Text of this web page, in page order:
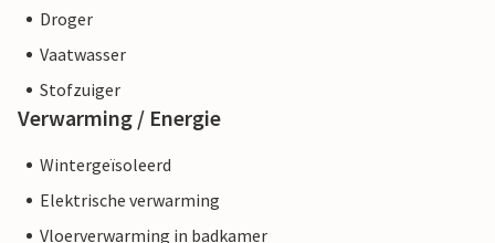
Droger
Vaatwasser
Stofzuiger
Verwarming / Energie
Wintergeïsoleerd
Elektrische verwarming
Vloerverwarming in badkamer